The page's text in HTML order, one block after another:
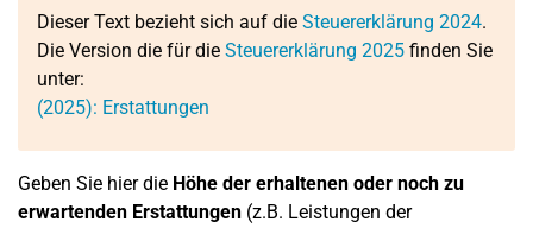
Dieser Text bezieht sich auf die Steuererklärung 2024.
Die Version die für die Steuererklärung 2025 finden Sie
unter:
(2025): Erstattungen
Geben Sie hier die Höhe der erhaltenen oder noch zu
erwartenden Erstattungen (z.B. Leistungen der